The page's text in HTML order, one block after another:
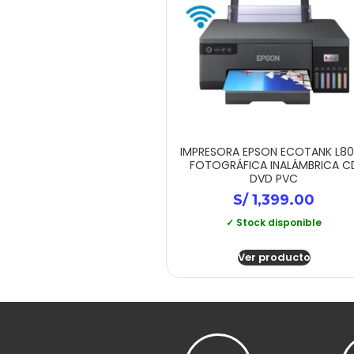
IMPRESORA EPSON ECOTANK
FOTOGRÁFICA INALÁMBRICA
DVD PVC
S/1,399.00
✓ Stock disponible
Ver producto